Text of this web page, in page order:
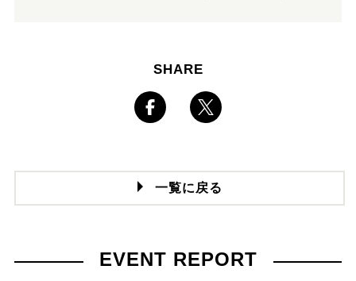
SHARE
一覧に戻る
EVENT REPORT